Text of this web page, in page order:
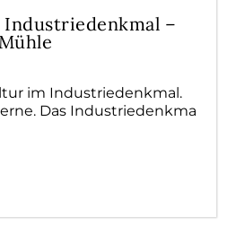
–
im Industriedenkmal.
Das Industriedenkma